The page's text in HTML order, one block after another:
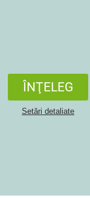
ÎNŢELEG
Setări detaliate